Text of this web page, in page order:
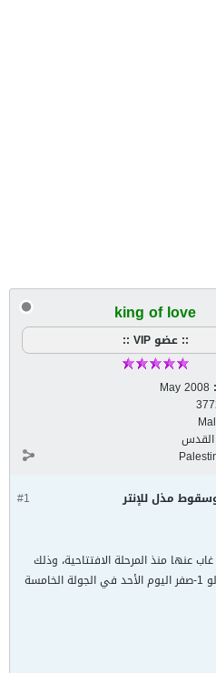
king of love
:: عضو VIP ::
May 2008
القدس
#1 مذل للإنتر
عنها منذ المرحلة الافتتاحية، وذلك
بتغلبه على مضيفه المتواضع ساسوولو 1-صفر اليوم الأحد في الجولة الخامسة